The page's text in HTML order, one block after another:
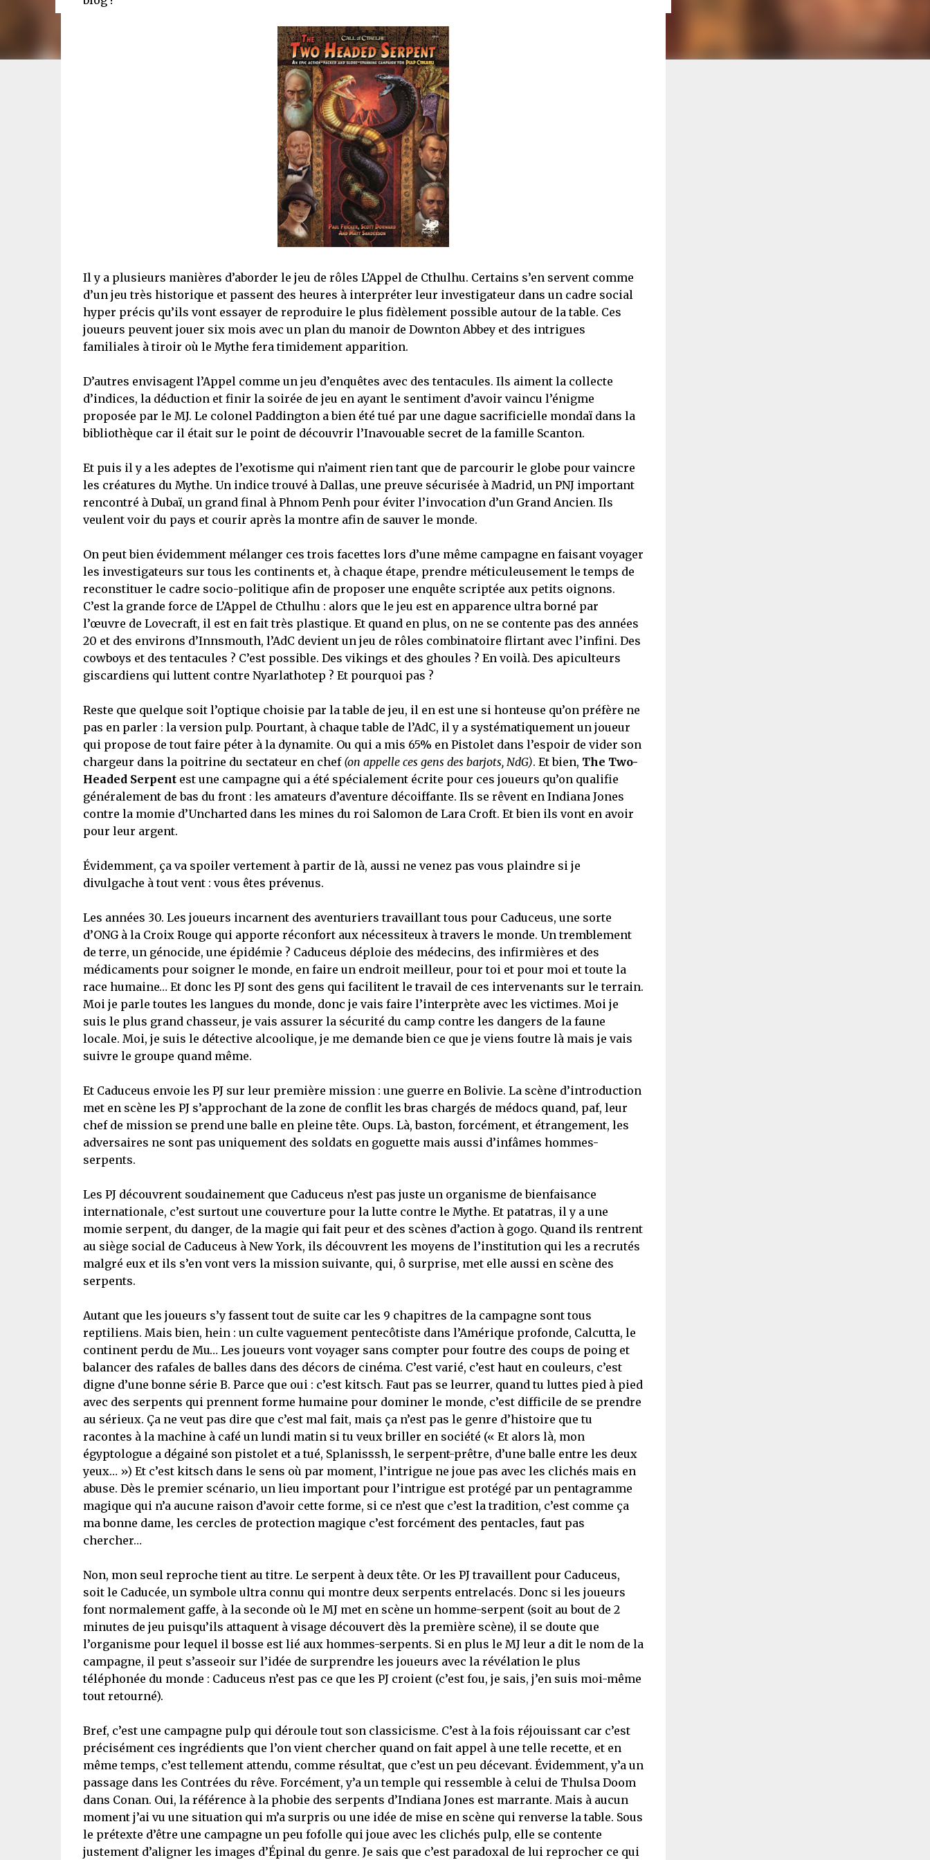
Il y a plusieurs manières d’aborder le jeu de rôles L’Appel de Cthulhu. Certains s’en servent comme
d’un jeu très historique et passent des heures à interpréter leur investigateur dans un cadre social
hyper précis qu’ils vont essayer de reproduire le plus fidèlement possible autour de la table. Ces
joueurs peuvent jouer six mois avec un plan du manoir de Downton Abbey et des intrigues
familiales à tiroir où le Mythe fera timidement apparition.
D’autres envisagent l’Appel comme un jeu d’enquêtes avec des tentacules. Ils aiment la collecte
d’indices, la déduction et finir la soirée de jeu en ayant le sentiment d’avoir vaincu l’énigme
proposée par le MJ. Le colonel Paddington a bien été tué par une dague sacrificielle mondaï dans la
bibliothèque car il était sur le point de découvrir l’Inavouable secret de la famille Scanton.
Et puis il y a les adeptes de l’exotisme qui n’aiment rien tant que de parcourir le globe pour vaincre
les créatures du Mythe. Un indice trouvé à Dallas, une preuve sécurisée à Madrid, un PNJ important
rencontré à Dubaï, un grand final à Phnom Penh pour éviter l’invocation d’un Grand Ancien. Ils
veulent voir du pays et courir après la montre afin de sauver le monde.
On peut bien évidemment mélanger ces trois facettes lors d’une même campagne en faisant voyager
les investigateurs sur tous les continents et, à chaque étape, prendre méticuleusement le temps de
reconstituer le cadre socio-politique afin de proposer une enquête scriptée aux petits oignons.
C’est la grande force de L’Appel de Cthulhu : alors que le jeu est en apparence ultra borné par
l’œuvre de Lovecraft, il est en fait très plastique. Et quand en plus, on ne se contente pas des années
20 et des environs d’Innsmouth, l’AdC devient un jeu de rôles combinatoire flirtant avec l’infini. Des
cowboys et des tentacules ? C’est possible. Des vikings et des ghoules ? En voilà. Des apiculteurs
giscardiens qui luttent contre Nyarlathotep ? Et pourquoi pas ?
Reste que quelque soit l’optique choisie par la table de jeu, il en est une si honteuse qu’on préfère ne
pas en parler : la version pulp. Pourtant, à chaque table de l’AdC, il y a systématiquement un joueur
qui propose de tout faire péter à la dynamite. Ou qui a mis 65% en Pistolet dans l’espoir de vider son
chargeur dans la poitrine du sectateur en chef (on appelle ces gens des barjots, NdG). Et bien, The Two-
Headed Serpentest une campagne qui a été spécialement écrite pour ces joueurs qu’on qualifie
généralement de bas du front : les amateurs d’aventure décoiffante. Ils se rêvent en Indiana Jones
contre la momie d’Uncharted dans les mines du roi Salomon de Lara Croft. Et bien ils vont en avoir
pour leur argent.
Évidemment, ça va spoiler vertement à partir de là, aussi ne venez pas vous plaindre si je
divulgache à tout vent : vous êtes prévenus.
Les années 30. Les joueurs incarnent des aventuriers travaillant tous pour Caduceus, une sorte
d’ONG à la Croix Rouge qui apporte réconfort aux nécessiteux à travers le monde. Un tremblement
de terre, un génocide, une épidémie ? Caduceus déploie des médecins, des infirmières et des
médicaments pour soigner le monde, en faire un endroit meilleur, pour toi et pour moi et toute la
race humaine… Et donc les PJ sont des gens qui facilitent le travail de ces intervenants sur le terrain.
Moi je parle toutes les langues du monde, donc je vais faire l’interprète avec les victimes. Moi je
suis le plus grand chasseur, je vais assurer la sécurité du camp contre les dangers de la faune
locale. Moi, je suis le détective alcoolique, je me demande bien ce que je viens foutre là mais je vais
suivre le groupe quand même.
Et Caduceus envoie les PJ sur leur première mission : une guerre en Bolivie. La scène d’introduction
met en scène les PJ s’approchant de la zone de conflit les bras chargés de médocs quand, paf, leur
chef de mission se prend une balle en pleine tête. Oups. Là, baston, forcément, et étrangement, les
adversaires ne sont pas uniquement des soldats en goguette mais aussi d’infâmes hommes-
serpents.
Les PJ découvrent soudainement que Caduceus n’est pas juste un organisme de bienfaisance
internationale, c’est surtout une couverture pour la lutte contre le Mythe. Et patatras, il y a une
momie serpent, du danger, de la magie qui fait peur et des scènes d’action à gogo. Quand ils rentrent
au siège social de Caduceus à New York, ils découvrent les moyens de l’institution qui les a recrutés
malgré eux et ils s’en vont vers la mission suivante, qui, ô surprise, met elle aussi en scène des
serpents.
Autant que les joueurs s’y fassent tout de suite car les 9 chapitres de la campagne sont tous
reptiliens. Mais bien, hein : un culte vaguement pentecôtiste dans l’Amérique profonde, Calcutta, le
continent perdu de Mu… Les joueurs vont voyager sans compter pour foutre des coups de poing et
balancer des rafales de balles dans des décors de cinéma. C’est varié, c’est haut en couleurs, c’est
digne d’une bonne série B. Parce que oui : c’est kitsch. Faut pas se leurrer, quand tu luttes pied à pied
avec des serpents qui prennent forme humaine pour dominer le monde, c’est difficile de se prendre
au sérieux. Ça ne veut pas dire que c’est mal fait, mais ça n’est pas le genre d’histoire que tu
racontes à la machine à café un lundi matin si tu veux briller en société (« Et alors là, mon
égyptologue a dégainé son pistolet et a tué, Splanisssh, le serpent-prêtre, d’une balle entre les deux
yeux… ») Et c’est kitsch dans le sens où par moment, l’intrigue ne joue pas avec les clichés mais en
abuse. Dès le premier scénario, un lieu important pour l’intrigue est protégé par un pentagramme
magique qui n’a aucune raison d’avoir cette forme, si ce n’est que c’est la tradition, c’est comme ça
ma bonne dame, les cercles de protection magique c’est forcément des pentacles, faut pas
chercher…
Non, mon seul reproche tient au titre. Le serpent à deux tête. Or les PJ travaillent pour Caduceus,
soit le Caducée, un symbole ultra connu qui montre deux serpents entrelacés. Donc si les joueurs
font normalement gaffe, à la seconde où le MJ met en scène un homme-serpent (soit au bout de 2
minutes de jeu puisqu’ils attaquent à visage découvert dès la première scène), il se doute que
l’organisme pour lequel il bosse est lié aux hommes-serpents. Si en plus le MJ leur a dit le nom de la
campagne, il peut s’asseoir sur l’idée de surprendre les joueurs avec la révélation le plus
téléphonée du monde : Caduceus n’est pas ce que les PJ croient (c’est fou, je sais, j’en suis moi-même
tout retourné).
Bref, c’est une campagne pulp qui déroule tout son classicisme. C’est à la fois réjouissant car c’est
précisément ces ingrédients que l’on vient chercher quand on fait appel à une telle recette, et en
même temps, c’est tellement attendu, comme résultat, que c’est un peu décevant. Évidemment, y’a un
passage dans les Contrées du rêve. Forcément, y’a un temple qui ressemble à celui de Thulsa Doom
dans Conan. Oui, la référence à la phobie des serpents d’Indiana Jones est marrante. Mais à aucun
moment j’ai vu une situation qui m’a surpris ou une idée de mise en scène qui renverse la table. Sous
le prétexte d’être une campagne un peu fofolle qui joue avec les clichés pulp, elle se contente
justement d’aligner les images d’Épinal du genre. Je sais que c’est paradoxal de lui reprocher ce qui